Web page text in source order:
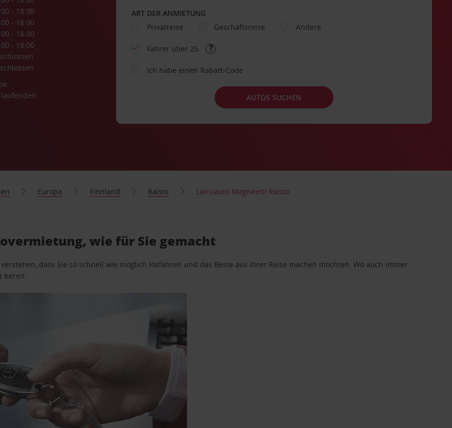
- 18:00
- 18:00
- 18:00
- 18:00
ART DER ANMIETUNG
Privatreise
Geschäftsreise Andere
Fahrer über 25
Ich habe einen Rabatt-Code
AUTOS SUCHEN
Europa Finnland Raisio Lansiauto Magneetti Raisio
wie für Sie gemacht
dass Sie so schnell wie möglich losfahren und das Beste aus Ihrer Reise machen möchten. Wo auch immer
bereit.